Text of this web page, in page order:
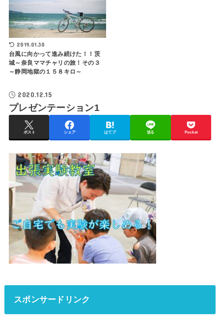
2019.01.30
台風に向かって進み続けた！！茨
城～奈良ママチャリの旅！その３
～静岡地獄の１５８キロ～
2020.12.15
プレゼンテーション1
ポスト シェア はてブ 送る Pocket
スポンサードリンク